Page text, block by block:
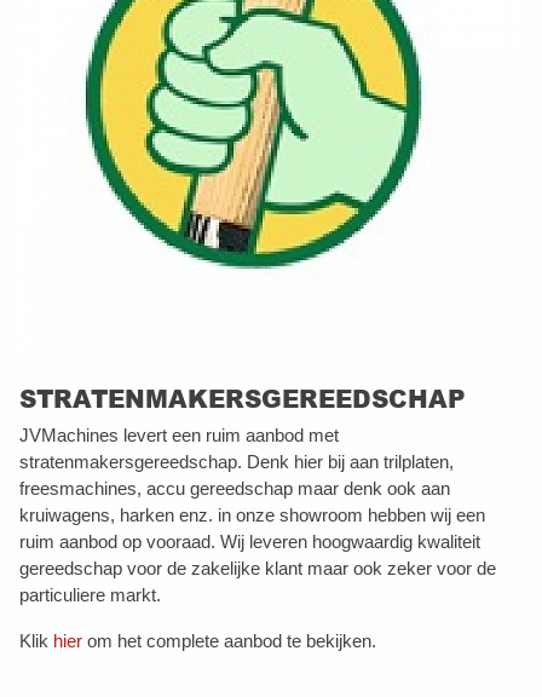
STRATENMAKERSGEREEDSCHAP
JVMachines levert een ruim aanbod met
stratenmakersgereedschap. Denk hier bij aan trilplaten,
freesmachines, accu gereedschap maar denk ook aan
kruiwagens, harken enz. in onze showroom hebben wij een
ruim aanbod op vooraad. Wij leveren hoogwaardig kwaliteit
gereedschap voor de zakelijke klant maar ook zeker voor de
particuliere markt.
Klik hier om het complete aanbod te bekijken.